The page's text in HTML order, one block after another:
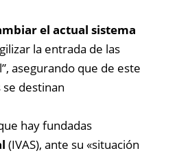
el actual sistema
la entrada de las
asegurando que de este
destinan
hay fundadas
(IVAS), ante su «situación